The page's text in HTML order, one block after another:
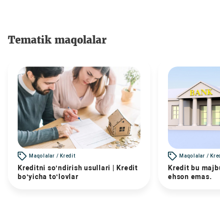
Tematik maqolalar
Maqolalar / Kredit
Kreditni so‘ndirish usullari | Kredit
bo‘yicha to‘lovlar
Maqolalar /
Kredit bu
ehson emas.